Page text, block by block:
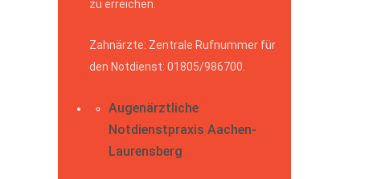
zu erreichen.
Zahnärzte: Zentrale Rufnummer für
den Notdienst: 01805/986700.
Augenärztliche
Notdienstpraxis Aachen-
Laurensberg